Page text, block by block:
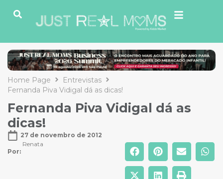
Home Page
Entrevistas
Fernanda Piva Vidigal dá as dicas!
Fernanda Piva Vidigal dá as
dicas!
27 de novembro de 2012
Por:
Renata